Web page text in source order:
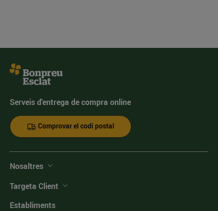
Serveis d'entrega de compra online
Comprovar el codi postal
Nosaltres
Targeta Client
Establiments